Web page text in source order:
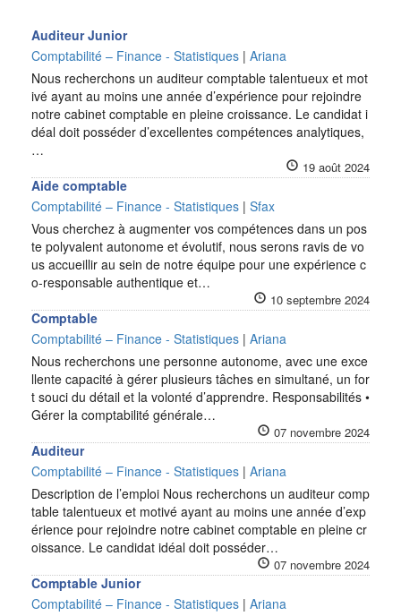
Auditeur Junior
Comptabilité – Finance - Statistiques | Ariana
Nous recherchons un auditeur comptable talentueux et mot
ivé ayant au moins une année d’expérience pour rejoindre
notre cabinet comptable en pleine croissance. Le candidat i
déal doit posséder d’excellentes compétences analytiques,
…
19 août 2024
Aide comptable
Comptabilité – Finance - Statistiques | Sfax
Vous cherchez à augmenter vos compétences dans un pos
te polyvalent autonome et évolutif, nous serons ravis de vo
us accueillir au sein de notre équipe pour une expérience c
o-responsable authentique et…
10 septembre 2024
Comptable
Comptabilité – Finance - Statistiques | Ariana
Nous recherchons une personne autonome, avec une exce
llente capacité à gérer plusieurs tâches en simultané, un for
t souci du détail et la volonté d’apprendre. Responsabilités •
Gérer la comptabilité générale…
07 novembre 2024
Auditeur
Comptabilité – Finance - Statistiques | Ariana
Description de l’emploi Nous recherchons un auditeur comp
table talentueux et motivé ayant au moins une année d’exp
érience pour rejoindre notre cabinet comptable en pleine cr
oissance. Le candidat idéal doit posséder…
07 novembre 2024
Comptable Junior
Comptabilité – Finance - Statistiques | Ariana